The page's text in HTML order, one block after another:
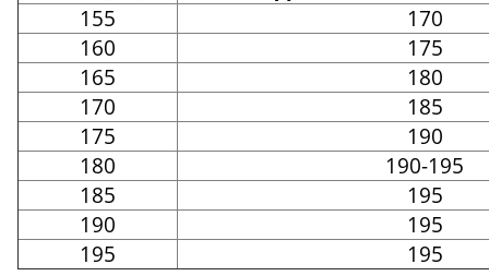
155
170
160
175
165
180
170
185
175
190
180
190-195
185
195
190
195
195
195